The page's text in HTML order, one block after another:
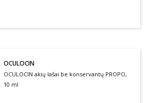
OCULOCIN
OCULOCIN akių lašai be konservantų PROPO,
10 ml